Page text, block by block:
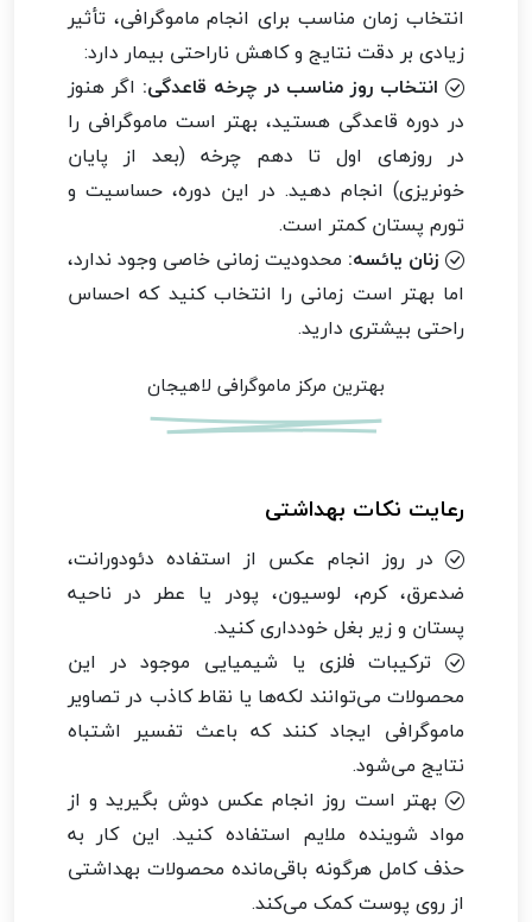
انتخاب زمان مناسب برای انجام ماموگرافی، تأثیر
زیادی بر دقت نتایج و کاهش ناراحتی بیمار دارد:
انتخاب روز مناسب در چرخه قاعدگی: اگر هنوز
در دوره قاعدگی هستید، بهتر است ماموگرافی را
در روزهای اول تا دهم چرخه (بعد از پایان
خونریزی) انجام دهید. در این دوره، حساسیت و
تورم پستان کمتر است.
زنان یائسه: محدودیت زمانی خاصی وجود ندارد،
اما بهتر است زمانی را انتخاب کنید که احساس
راحتی بیشتری دارید.
بهترین مرکز ماموگرافی لاهیجان
رعایت نکات بهداشتی
در روز انجام عکس از استفاده دئودورانت،
ضدعرق، کرم، لوسیون، پودر یا عطر در ناحیه
پستان و زیر بغل خودداری کنید.
ترکیبات فلزی یا شیمیایی موجود در این
محصولات می‌توانند لکه‌ها یا نقاط کاذب در تصاویر
ماموگرافی ایجاد کنند که باعث تفسیر اشتباه
نتایج می‌شود.
بهتر است روز انجام عکس دوش بگیرید و از
مواد شوینده ملایم استفاده کنید. این کار به
حذف کامل هرگونه باقی‌مانده محصولات بهداشتی
از روی پوست کمک می‌کند.